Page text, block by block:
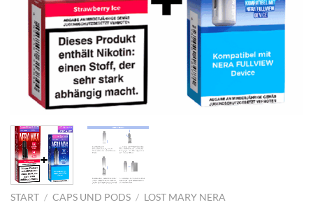
START / CAPS UND PODS / LOST MARY NERA